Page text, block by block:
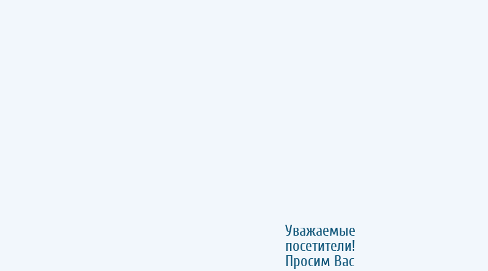
Уважаемые
посетители!
Просим Вас